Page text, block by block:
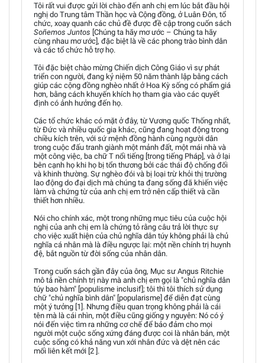
Tôi rất vui được gửi lời chào đến anh chị em lúc bắt đầu hội
nghị do Trung tâm Thần học và Cộng đồng, ở Luân Đôn, tổ
chức, xoay quanh các chủ đề được đề cập trong cuốn sách
Soñemos Juntos [Chúng ta hãy mơ ước – Chúng ta hãy
cùng nhau mơ ước], đặc biệt là về các phong trào bình dân
và các tổ chức hỗ trợ họ.
Tôi đặc biệt chào mừng Chiến dịch Công Giáo vì sự phát
triển con người, đang kỷ niệm 50 năm thành lập bằng cách
giúp các cộng đồng nghèo nhất ở Hoa Kỳ sống có phẩm giá
hơn, bằng cách khuyến khích họ tham gia vào các quyết
định có ảnh hưởng đến họ.
Các tổ chức khác có mặt ở đây, từ Vương quốc Thống nhất,
từ Đức và nhiều quốc gia khác, cũng đang hoạt động trong
chiều kích trên, với sứ mệnh đồng hành cùng người dân
trong cuộc đấu tranh giành một mảnh đất, một mái nhà và
một công việc, ba chữ T nổi tiếng [trong tiếng Pháp], và ở lại
bên cạnh họ khi họ bị tổn thương bởi các thái độ chống đối
và khinh thường. Sự nghèo đói và bị loại trừ khỏi thị trường
lao động do đại dịch mà chúng ta đang sống đã khiến việc
làm và chứng từ của anh chị em trở nên cấp thiết và cần
thiết hơn nhiều.
Nói cho chính xác, một trong những mục tiêu của cuộc hội
nghị của anh chị em là chứng tỏ rằng câu trả lời thực sự
cho việc xuất hiện của chủ nghĩa dân túy không phải là chủ
nghĩa cá nhân mà là điều ngược lại: một nền chính trị huynh
đệ, bắt nguồn từ đời sống của nhân dân.
Trong cuốn sách gần đây của ông, Mục sư Angus Ritchie
mô tả nền chính trị này mà anh chị em gọi là "chủ nghĩa dân
túy bao hàm" [populisme inclusif]; tôi thì tôi thích sử dụng
chữ "chủ nghĩa bình dân" [popularisme] để diễn đạt cùng
một ý tưởng [1]. Nhưng điều quan trọng không phải là cái
tên mà là cái nhìn, một điều cũng giống y nguyên: Nó có ý
nói đến việc tìm ra những cơ chế để bảo đảm cho mọi
người một cuộc sống xứng đáng được coi là nhân bản, một
cuộc sống có khả năng vun xới nhân đức và dệt nên các
mối liên kết mới [2 ].